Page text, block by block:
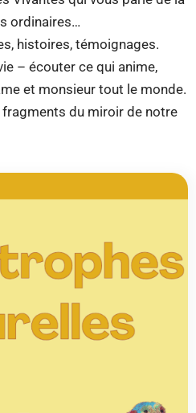
ordinaires…
histoires, témoignages.
– écouter ce qui anime,
et monsieur tout le monde.
du miroir de notre